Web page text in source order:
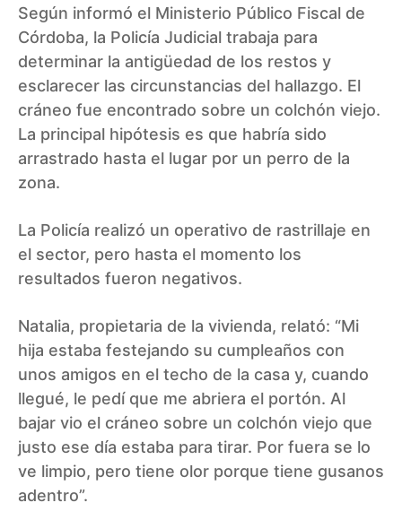
Según informó el Ministerio Público Fiscal de
Córdoba, la Policía Judicial trabaja para
determinar la antigüedad de los restos y
esclarecer las circunstancias del hallazgo. El
cráneo fue encontrado sobre un colchón viejo.
La principal hipótesis es que habría sido
arrastrado hasta el lugar por un perro de la
zona.
La Policía realizó un operativo de rastrillaje en
el sector, pero hasta el momento los
resultados fueron negativos.
Natalia, propietaria de la vivienda, relató: “Mi
hija estaba festejando su cumpleaños con
unos amigos en el techo de la casa y, cuando
llegué, le pedí que me abriera el portón. Al
bajar vio el cráneo sobre un colchón viejo que
justo ese día estaba para tirar. Por fuera se lo
ve limpio, pero tiene olor porque tiene gusanos
adentro”.